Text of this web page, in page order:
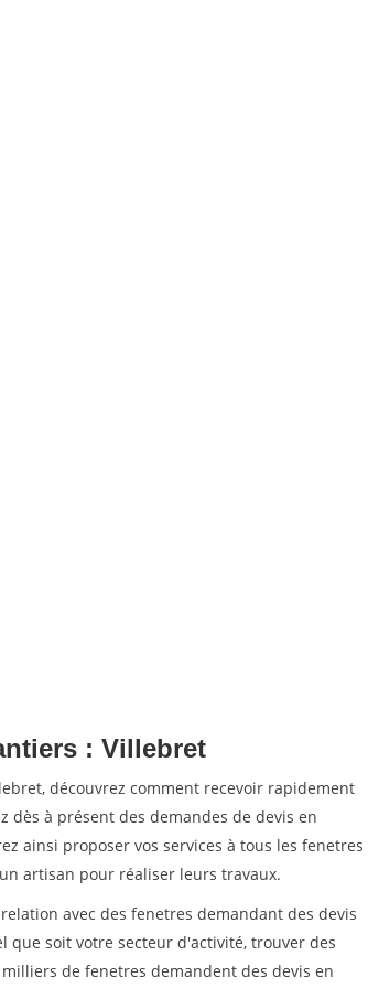
: Villebret
découvrez comment recevoir rapidement
dès à présent des demandes de devis en
ainsi proposer vos services à tous les fenetres
artisan pour réaliser leurs travaux.
avec des fenetres demandant des devis
que soit votre secteur d'activité, trouver des
de fenetres demandent des devis en